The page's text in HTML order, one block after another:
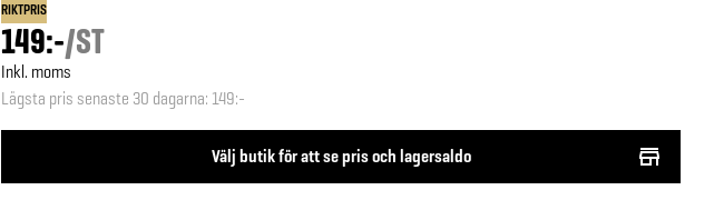
RIKTPRIS
149:-/ST
Inkl. moms
Lägsta pris senaste 30 dagarna: 149:-
Välj butik för att se pris och lagersaldo